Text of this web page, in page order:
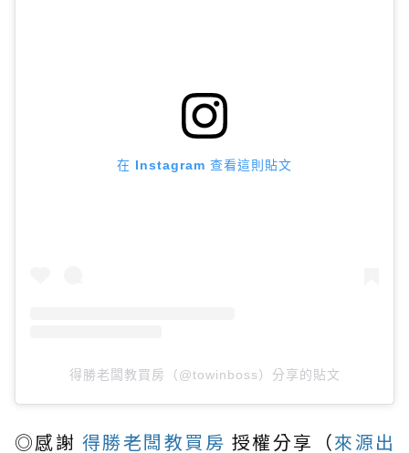
在 Instagram 查看這則貼文
得勝老闆教買房（@towinboss）分享的貼文
◎感謝 得勝老闆教買房 授權分享（來源出